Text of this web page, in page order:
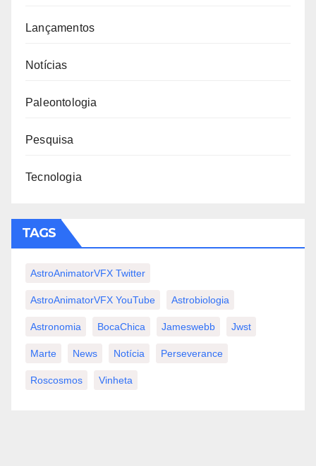
Lançamentos
Notícias
Paleontologia
Pesquisa
Tecnologia
TAGS
AstroAnimatorVFX Twitter
AstroAnimatorVFX YouTube Astrobiologia
Astronomia BocaChica Jameswebb Jwst
Marte News Notícia Perseverance
Roscosmos Vinheta